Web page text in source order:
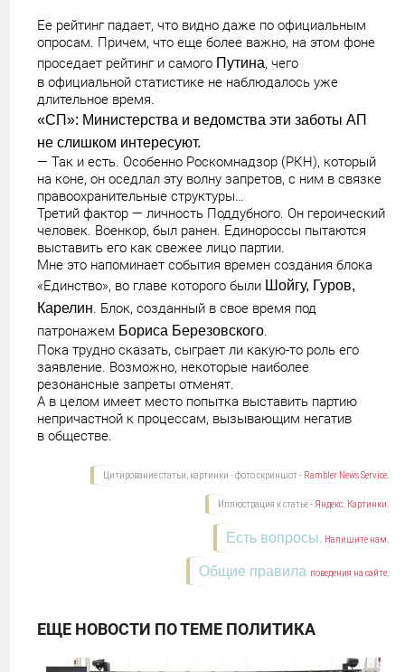
Ее рейтинг падает, что видно даже по официальным
опросам. Причем, что еще более важно, на этом фоне
проседает рейтинг и самого Путина, чего
в официальной статистике не наблюдалось уже
длительное время.
«СП»: Министерства и ведомства эти заботы АП
не слишком интересуют.
— Так и есть. Особенно Роскомнадзор (РКН), который
на коне, он оседлал эту волну запретов, с ним в связке
правоохранительные структуры…
Третий фактор — личность Поддубного. Он героический
человек. Военкор, был ранен. Единороссы пытаются
выставить его как свежее лицо партии.
Мне это напоминает события времен создания блока
«Единство», во главе которого были Шойгу, Гуров,
Карелин. Блок, созданный в свое время под
патронажем Бориса Березовского.
Пока трудно сказать, сыграет ли какую-то роль его
заявление. Возможно, некоторые наиболее
резонансные запреты отменят.
А в целом имеет место попытка выставить партию
непричастной к процессам, вызывающим негатив
в обществе.
Цитирование статьи, картинки - фото скриншот - Rambler News Service.
Иллюстрация к статье - Яндекс. Картинки.
Есть вопросы. Напишите нам.
Общие правила поведения на сайте.
ЕЩЕ НОВОСТИ ПО ТЕМЕ ПОЛИТИКА